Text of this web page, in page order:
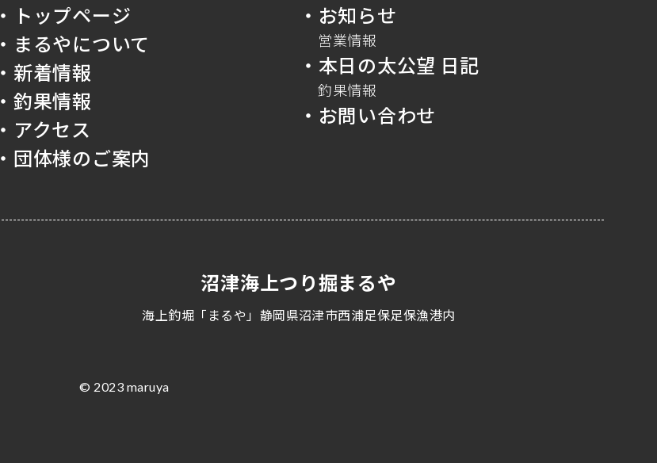
・トップページ
・まるやについて
・新着情報
・釣果情報
・アクセス
・団体様のご案内
・お知らせ
営業情報
・本日の太公望 日記
釣果情報
・お問い合わせ
沼津海上つり掘まるや
海上釣堀「まるや」静岡県沼津市西浦足保足保漁港内
© 2023 maruya